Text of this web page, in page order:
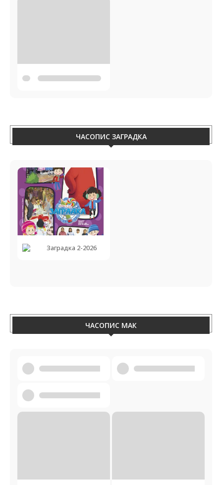
ЧАСОПИС ЗАГРАДКА
Заградка 2-2026
ЧАСОПИС МАК